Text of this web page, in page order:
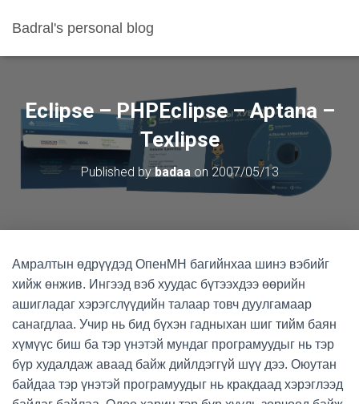
Badral's personal blog
Eclipse – PHPEclipse – Aptana –
Texlipse
Published bybadaaon 2007/05/13
Амралтын өдрүүдэд ОпенМН багийнхаа шинэ вэбийг
хийж өнжив. Ингээд вэб хуудас бүтээхдээ өөрийн
ашигладаг хэрэгслүүдийн талаар товч дуулгамаар
санагдлаа. Учир нь бид бүхэн гадныхан шиг тийм баян
хүмүүс биш ба тэр үнэтэй мундаг програмуудыг нь тэр
бүр худалдаж аваад байж дийлдэггүй шүү дээ. Оюутан
байдаа тэр үнэтэй програмуудыг нь кракдаад хэрэглээд